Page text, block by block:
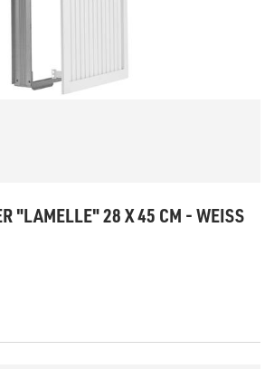
"LAMELLE" 28 X 45 CM - WEISS